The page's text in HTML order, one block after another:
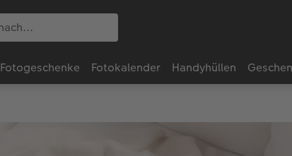
Fotogeschenke Fotokalender Handyhüllen